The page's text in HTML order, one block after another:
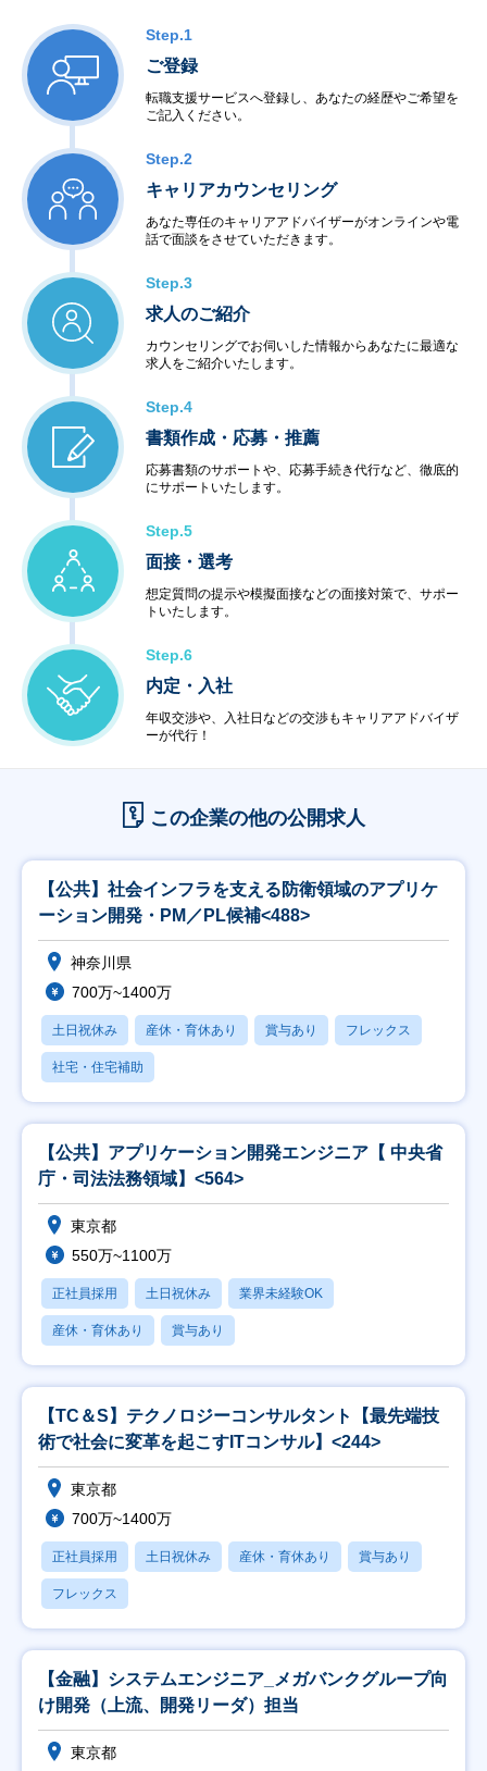
Step.1
ご登録
転職支援サービスへ登録し、あなたの経歴やご希望を
ご記入ください。
Step.2
キャリアカウンセリング
あなた専任のキャリアアドバイザーがオンラインや電
話で面談をさせていただきます。
Step.3
求人のご紹介
カウンセリングでお伺いした情報からあなたに最適な
求人をご紹介いたします。
Step.4
書類作成・応募・推薦
応募書類のサポートや、応募手続き代行など、徹底的
にサポートいたします。
Step.5
面接・選考
想定質問の提示や模擬面接などの面接対策で、サポー
トいたします。
Step.6
内定・入社
年収交渉や、入社日などの交渉もキャリアアドバイザ
ーが代行！
この企業の他の公開求人
【公共】社会インフラを支える防衛領域のアプリケ
ーション開発・PM／PL候補<488>
神奈川県
700万~1400万
土日祝休み 産休・育休あり 賞与あり フレックス
社宅・住宅補助
【公共】アプリケーション開発エンジニア【 中央省
庁・司法法務領域】<564>
東京都
550万~1100万
正社員採用 土日祝休み 業界未経験OK
産休・育休あり 賞与あり
【TC＆S】テクノロジーコンサルタント【最先端技
術で社会に変革を起こすITコンサル】<244>
東京都
700万~1400万
正社員採用 土日祝休み 産休・育休あり 賞与あり
フレックス
【金融】システムエンジニア_メガバンクグループ向
け開発（上流、開発リーダ）担当
東京都